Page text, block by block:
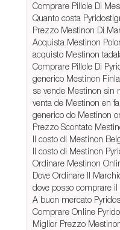
Comprare Pillole Di
Quanto costa
Prezzo Mestinon Di
Acquista Mestinon
acquisto Mestinon
Comprare Pillole Di
generico Mestinon
se vende Mestinon sin
venta de Mestinon en
generico do Mestinon
Prezzo Scontato
Il costo di Mestinon
Il costo di Mestinon
Ordinare Mestinon
Dove Ordinare Il
dove posso comprare
A buon mercato
Comprare Online
Miglior Prezzo